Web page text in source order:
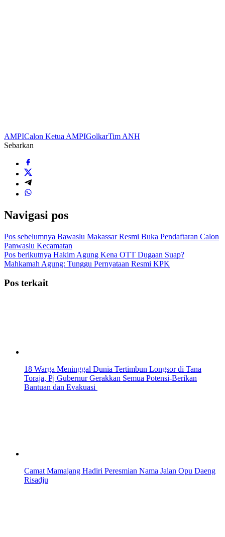
AMPICalon Ketua AMPIGolkarTim ANH
Sebarkan
Navigasi pos
Pos sebelumnya Bawaslu Makassar Resmi Buka Pendaftaran Calon
Panwaslu Kecamatan
Pos berikutnya Hakim Agung Kena OTT Dugaan Suap?
Mahkamah Agung: Tunggu Pernyataan Resmi KPK
Pos terkait
18 Warga Meninggal Dunia Tertimbun Longsor di Tana
Toraja, Pj Gubernur Gerakkan Semua Potensi-Berikan
Bantuan dan Evakuasi
Camat Mamajang Hadiri Peresmian Nama Jalan Opu Daeng
Risadju